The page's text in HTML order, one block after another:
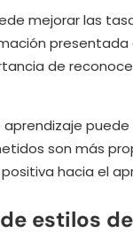
mejorar las
presentada
de
son más
hacia el
estilos